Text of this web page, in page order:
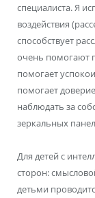
специалиста. Я
воздействия
способствует
очень помогают
помогает
помогает
наблюдать за
зеркальных
Для детей с
сторон:
детьми